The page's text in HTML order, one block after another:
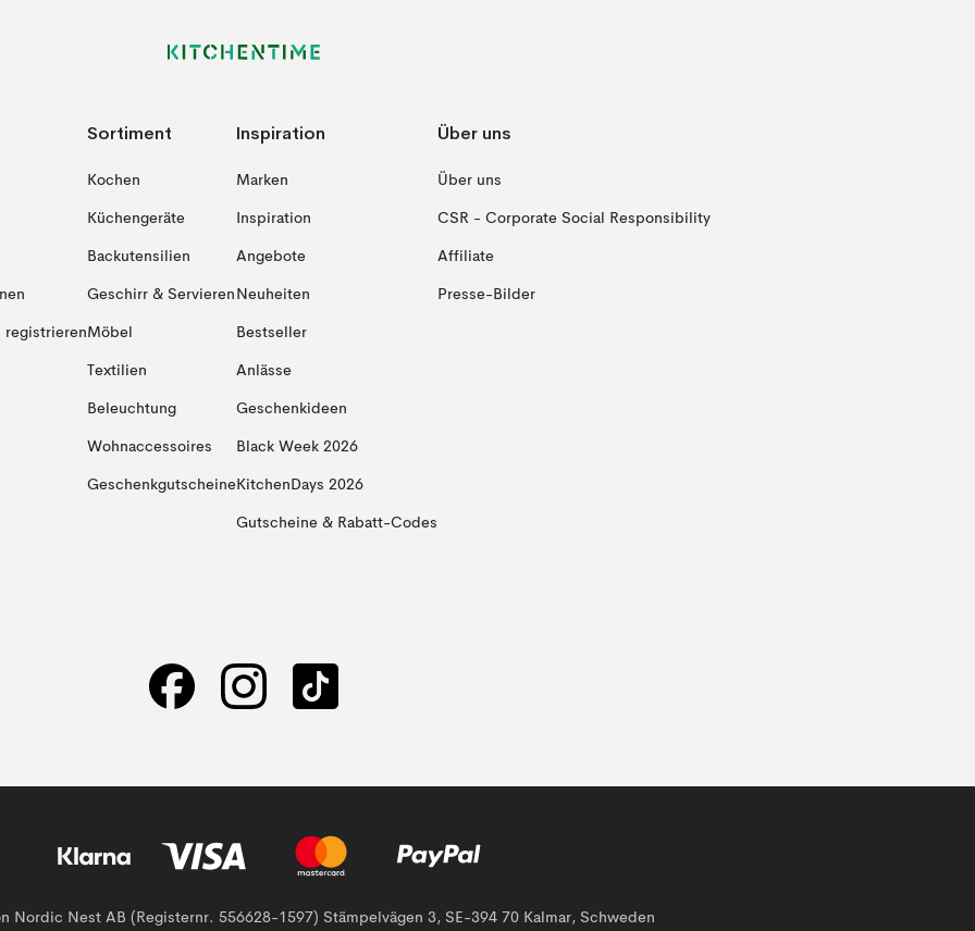
registrieren
Sortiment
Kochen
Küchengeräte
Backutensilien
Geschirr & Servieren
Möbel
Textilien
Beleuchtung
Wohnaccessoires
Geschenkgutscheine
Inspiration
Marken
Inspiration
Angebote
Neuheiten
Bestseller
Anlässe
Geschenkideen
Black Week 2026
KitchenDays 2026
Gutscheine & Rabatt-Codes
Über uns
Über uns
CSR - Corporate Social Responsibility
Affiliate
Presse-Bilder
Nordic Nest AB (Registernr. 556628-1597) Stämpelvägen 3, SE-394 70 Kalmar, Schweden